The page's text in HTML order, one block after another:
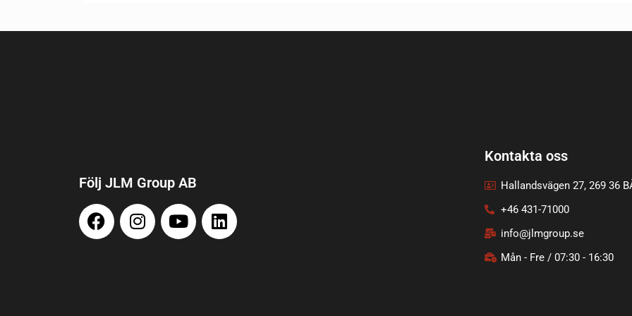
Följ JLM Group AB
Kontakta oss
Hallandsvägen 27, 269 36
+46 431-71000
info@jlmgroup.se
Mån - Fre / 07:30 - 16:30